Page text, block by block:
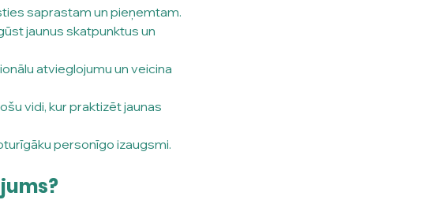
saprastam un pieņemtam.
jaunus skatpunktus un
atvieglojumu un veicina
vidi, kur praktizēt jaunas
personīgo izaugsmi.